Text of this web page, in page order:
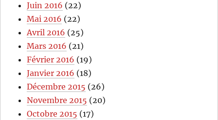
Juin 2016 (22)
Mai 2016 (22)
Avril 2016 (25)
Mars 2016 (21)
Février 2016 (19)
Janvier 2016 (18)
Décembre 2015 (26)
Novembre 2015 (20)
Octobre 2015 (17)